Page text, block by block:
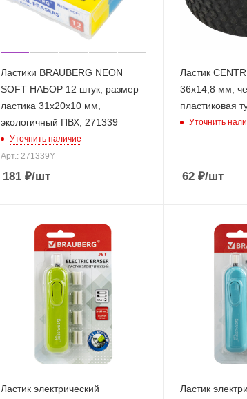
Ластики BRAUBERG NEON
SOFT НАБОР 12 штук, размер
ластика 31х20х10 мм,
экологичный ПВХ, 271339
Уточнить наличие
Арт.: 271339Y
181 ₽/шт
Ластик
36х14,8 мм,
пластиковая
Уточнить
62₽/шт
Ластик электрический
Ластик